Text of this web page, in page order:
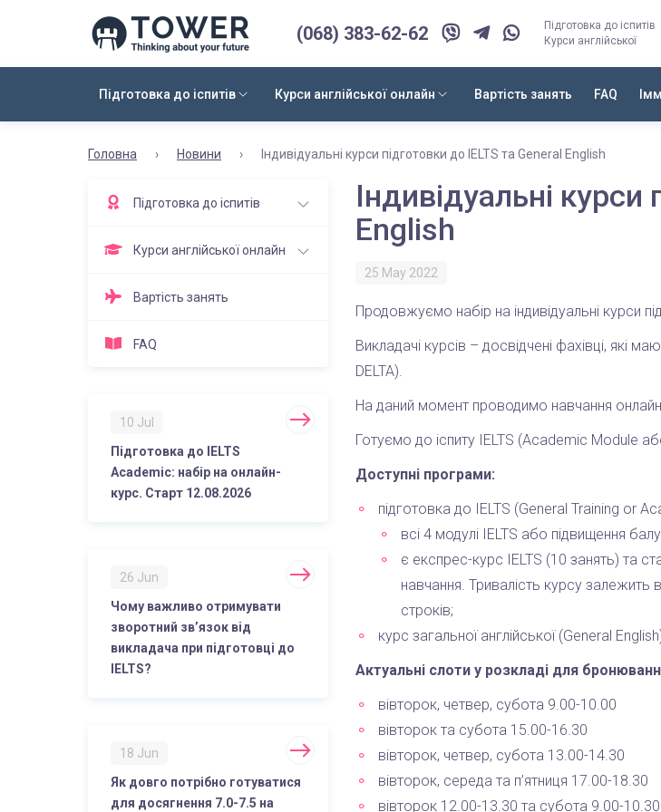
(068) 383-62-62
Підготовка до іспитів
Курси англійської
Підготовка до іспитів Курси англійської онлайн Вартість занять FAQ
Головна › Новини › Індивідуальні курси підготовки до IELTS та General English
Підготовка до іспитів
Курси англійської онлайн
Вартість занять
FAQ
10 Jul
Підготовка до IELTS
Academic: набір на онлайн-
курс. Старт 12.08.2026
26 Jun
Чому важливо отримувати
зворотний зв’язок від
викладача при підготовці до
IELTS?
18 Jun
Як довго потрібно готуватися
для досягнення 7.0-7.5 на
Індивідуальні
English
25 May 2022
Продовжуємо набір на індивідуальні курси
Викладачі курсів – досвідчені фахівці, які
DELTA).
На даний момент проводимо навчання
Готуємо до іспиту IELTS (Academic Module
Доступні програми:
підготовка до IELTS (General Training or
всі 4 модулі IELTS або підвищення
є експрес-курс IELTS (10 занять) та
навчання. Тривалість курсу залежить
строків;
курс загальної англійської (General
Актуальні слоти у розкладі для
вівторок, четвер, субота 9.00-10.00
вівторок та субота 15.00-16.30
вівторок, четвер, субота 13.00-14.30
вівторок, середа та п’ятниця 17.00-18.30
вівторок 12.00-13.30 та субота 9.00-10.30